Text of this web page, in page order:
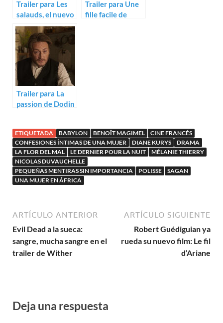
Trailer para Les
salauds, el nuevo
noir de Claire
Denis
Trailer para Une
fille facile de
Trailer para La
passion de Dodin
ETIQUETADA BABYLON BENOÎT MAGIMEL
CINE FRANCÉS
CONFESIONES ÍNTIMAS DE UNA MUJER
DIANE KURYS
DRAMA
LA FLOR DEL MAL
LE DERNIER POUR LA NUIT
MÉLANIE THIERRY
NICOLAS DUVAUCHELLE
PEQUEÑAS MENTIRAS SIN IMPORTANCIA
POLISSE
SAGAN
UNA MUJER EN ÁFRICA
ARTÍCULO ANTERIOR
Evil Dead a la sueca:
sangre, mucha sangre en el
trailer de Wither
ARTÍCULO SIGUIENTE
Robert Guédiguian ya
rueda su nuevo film: Le fil
d’Ariane
Deja una respuesta